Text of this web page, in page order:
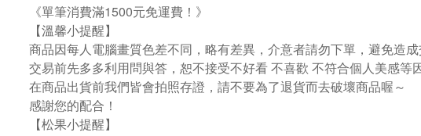
《單筆消費滿1500元免運費！》
【溫馨小提醒】
商品因每人電腦畫質色差不同，略有差異，介意者請勿下單，避免造成
交易前先多多利用問與答，恕不接受不好看 不喜歡 不符合個人美感等
在商品出貨前我們皆會拍照存證，請不要為了退貨而去破壞商品喔～
感謝您的配合！
【松果小提醒】